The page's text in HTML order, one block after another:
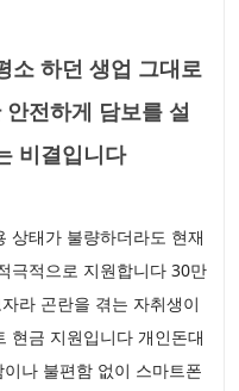
소 하던 생업 그대로
전하게 담보를 설
비결입니다
상태가 불량하더라도 현재
극적으로 지원합니다 30만
라 곤란을 겪는 자취생이
현금 지원입니다 개인돈대
나 불편함 없이 스마트폰